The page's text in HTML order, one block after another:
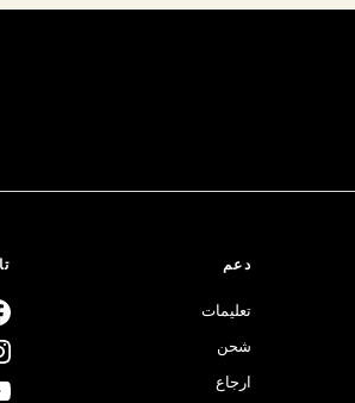
دعم
تعليمات
شحن
ارجاع